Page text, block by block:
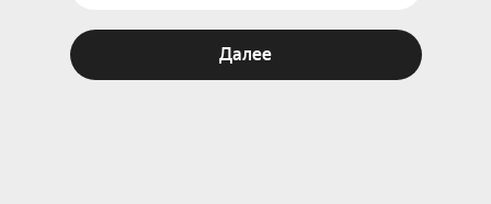
Далее